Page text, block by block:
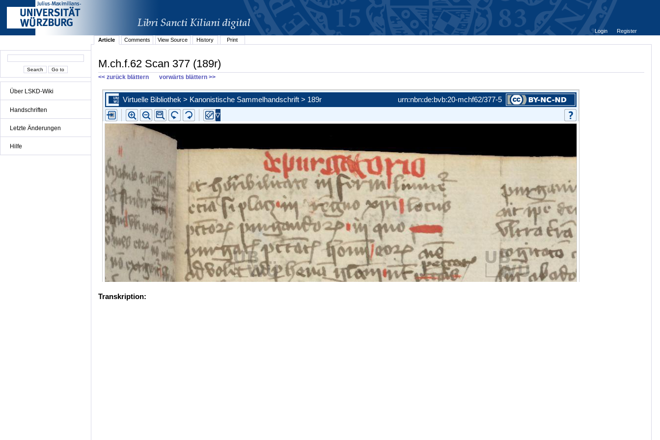
Über LSKD-Wiki
Handschriften
Letzte Änderungen
Hilfe
Login
Register
Article
Comments View Source History Print
M.ch.f.62 Scan 377 (189r)
<< zurück blättern vorwärts blättern >>
Transkription: